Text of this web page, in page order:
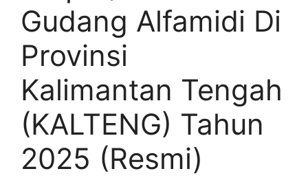
Gudang Alfamidi Di
Provinsi
Kalimantan Tengah
(KALTENG) Tahun
2025 (Resmi)